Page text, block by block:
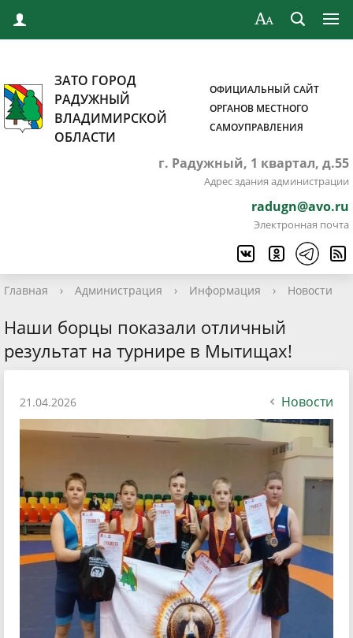
ЗАТО ГОРОД
РАДУЖНЫЙ
ВЛАДИМИРСКОЙ
ОБЛАСТИ
ОФИЦИАЛЬНЫЙ САЙТ
ОРГАНОВ МЕСТНОГО
САМОУПРАВЛЕНИЯ
г. Радужный, 1 квартал, д.55
Адрес здания администрации
radugn@avo.ru
Электронная почта
Главная › Администрация › Информация › Новости
Наши борцы показали отличный
результат на турнире в Мытищах!
21.04.2026 Новости